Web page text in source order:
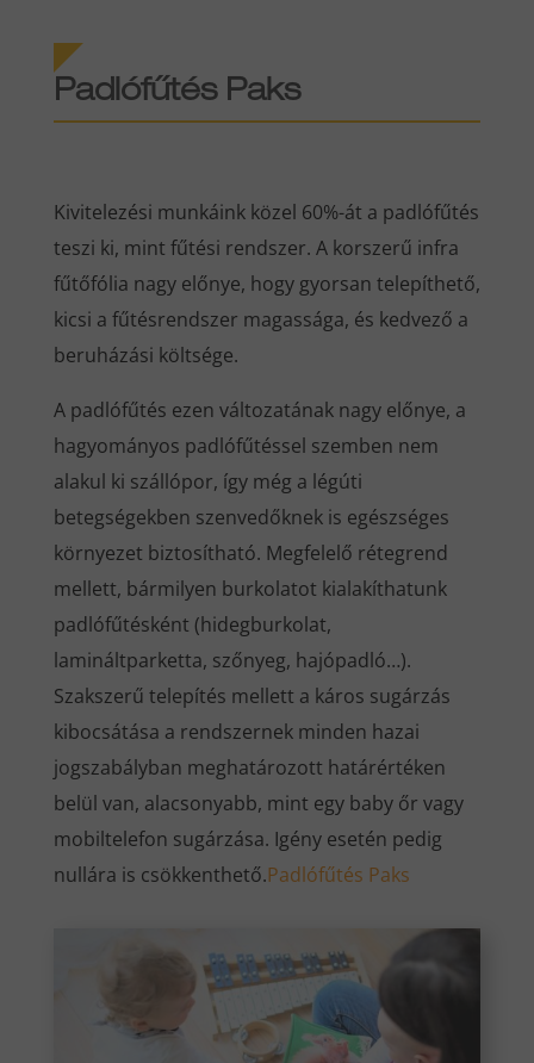
Padlófűtés Paks
Kivitelezési munkáink közel 60%-át a padlófűtés
teszi ki, mint fűtési rendszer. A korszerű infra
fűtőfólia nagy előnye, hogy gyorsan telepíthető,
kicsi a fűtésrendszer magassága, és kedvező a
beruházási költsége.
A padlófűtés ezen változatának nagy előnye, a
hagyományos padlófűtéssel szemben nem
alakul ki szállópor, így még a légúti
betegségekben szenvedőknek is egészséges
környezet biztosítható. Megfelelő rétegrend
mellett, bármilyen burkolatot kialakíthatunk
padlófűtésként (hidegburkolat,
lamináltparketta, szőnyeg, hajópadló…).
Szakszerű telepítés mellett a káros sugárzás
kibocsátása a rendszernek minden hazai
jogszabályban meghatározott határértéken
belül van, alacsonyabb, mint egy baby őr vagy
mobiltelefon sugárzása. Igény esetén pedig
nullára is csökkenthető.Padlófűtés Paks